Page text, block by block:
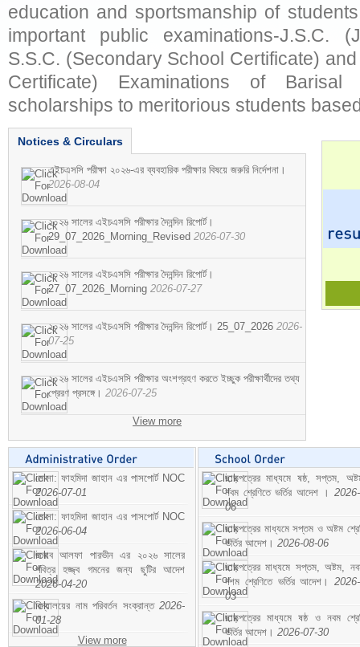
education and sportsmanship of
important public examinations-J.S.C.
S.S.C. (Secondary School Certificate)
Certificate) Examinations of
scholarships to meritorious students
Notices & Circulars
এইচএসসি পরীক্ষা ২০২৬-এর ব্যবহারিক পরীক্ষার বিষয়ে জরুরি নির্দেশনা।
2026-08-04
২০২৬ সালের এইচএসসি পরীক্ষার দৈনন্দিন রিপোর্ট।
29_07_2026_Morning_Revised 2026-07-30
২০২৬ সালের এইচএসসি পরীক্ষার দৈনন্দিন রিপোর্ট।
27_07_2026_Morning 2026-07-27
২০২৬ সালের এইচএসসি পরীক্ষার দৈনন্দিন রিপোর্ট। 25_07_2026 2026-
07-25
২০২৬ সালের এইচএসসি পরীক্ষার অংশগ্রহণ করতে ইচ্ছুক পরীক্ষার্থীদের তথ্য
প্রেরণ প্রসঙ্গে। 2026-07-25
View more
মোসা: ফাহমিদা জাহান এর পাসপোর্ট NOC
2026-07-01
মোসা: ফাহমিদা জাহান এর পাসপোর্ট NOC
2026-06-04
জনাব আলফা পারভীন এর ২০২৬ সালের
পবিত্র হজ্জ্ব গমনের জন্য ছুটির আদেশ
2026-04-20
বিদ্যালয়ের নাম পরিবর্তন সংক্রান্ত 2026-
01-28
View more
ছাড়পত্রের মাধ্যমে ষষ্ঠ, সপ্তম,
নবম শ্রেণিতে ভর্তির আদেশ ।
06
ছাড়পত্রের মাধ্যমে সপ্তম ও অষ্টম
ভর্তির আদেশ। 2026-08-06
ছাড়পত্রের মাধ্যমে সপ্তম, অষ্টম,
দশম শ্রেণিতে ভর্তির আদেশ।
03
ছাড়পত্রের মাধ্যমে ষষ্ঠ ও নবম
ভর্তির আদেশ। 2026-07-30